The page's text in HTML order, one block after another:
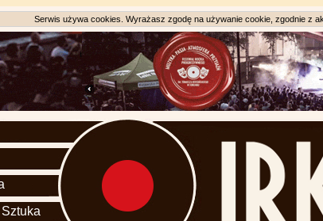
Serwis używa cookies. Wyrażasz zgodę na używanie cookie, zgodnie z